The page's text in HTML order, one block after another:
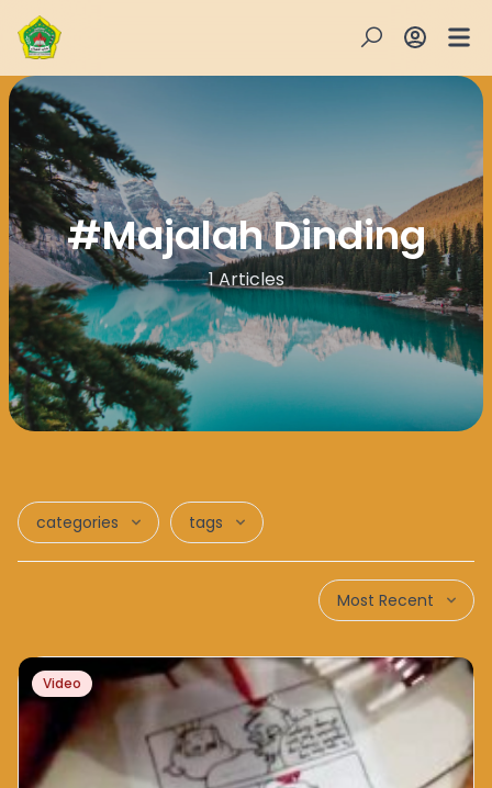
#Majalah Dinding
1 Articles
categories tags
Most Recent
Video